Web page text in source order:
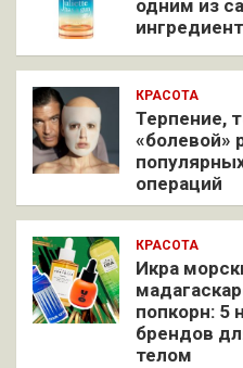
одним из
КРАСОТА
Терпение,
«болевой»
операций
КРАСОТА
Икра
попкорн: 5
брендов
телом